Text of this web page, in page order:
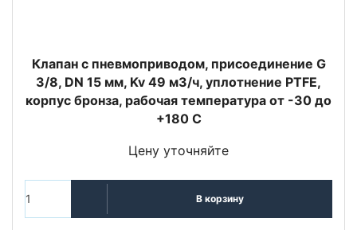
Клапан с пневмоприводом, присоединение G
3/8, DN 15 мм, Kv 49 м3/ч, уплотнение PTFE,
корпус бронза, рабочая температура от -30 до
+180 С
Цену уточняйте
В корзину